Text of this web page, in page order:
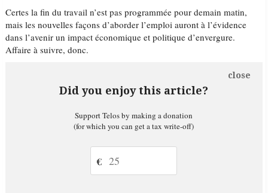
Certes la fin du travail n’est pas programmée pour demain matin,
mais les nouvelles façons d’aborder l’emploi auront à l’évidence
dans l’avenir un impact économique et politique d’envergure.
Affaire à suivre, donc.
Did you enjoy this article?
close
Support Telos by making a donation
(for which you can get a tax write-off)
€